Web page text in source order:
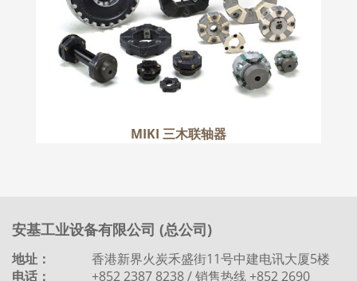
MIKI 三木联轴器
安基工业设备有限公司 (总公司)
地址：
香港新界火炭禾盛街11号中建电讯大厦5楼
电话：
+852 2387 8238 / 销售热线 +852 2690